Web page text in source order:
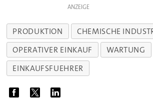
ANZEIGE
PRODUKTION
CHEMISCHE
OPERATIVER EINKAUF
WARTUNG
EINKAUFSFUEHRER